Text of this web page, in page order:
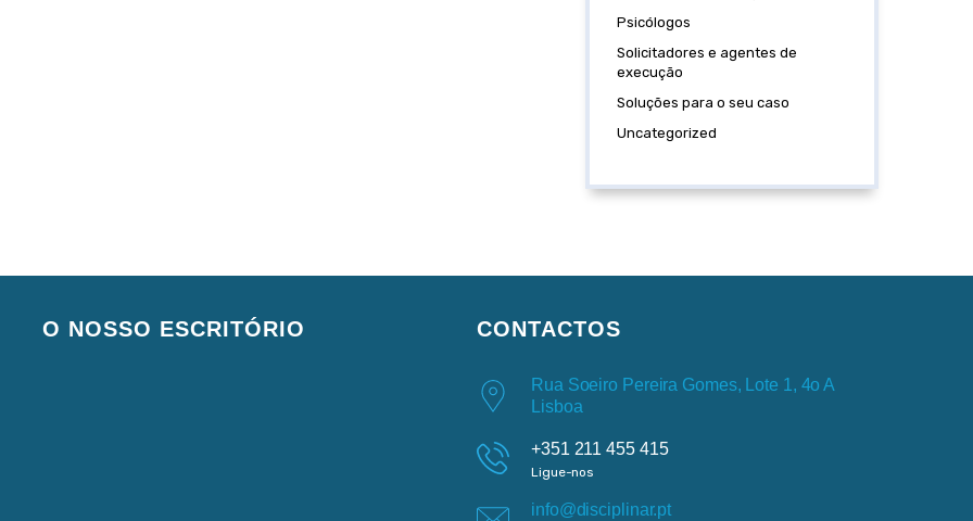
Psicólogos
Solicitadores e agentes de
execução
Soluções para o seu caso
Uncategorized
O NOSSO ESCRITÓRIO CONTACTOS
Rua Soeiro Pereira Gomes, Lote 1, 4o A
Lisboa
+351 211 455 415
Ligue-nos
info@disciplinar.pt